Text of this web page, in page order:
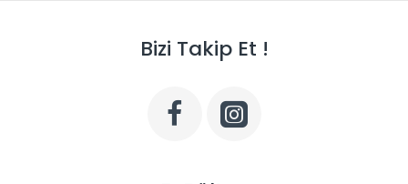
Bizi Takip Et !